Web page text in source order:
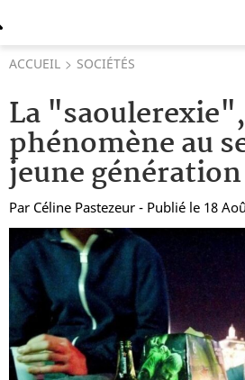
ACCUEIL SOCIÉTÉS
La
phénomène au
jeune génération
Par Céline Pastezeur - Publié le 18